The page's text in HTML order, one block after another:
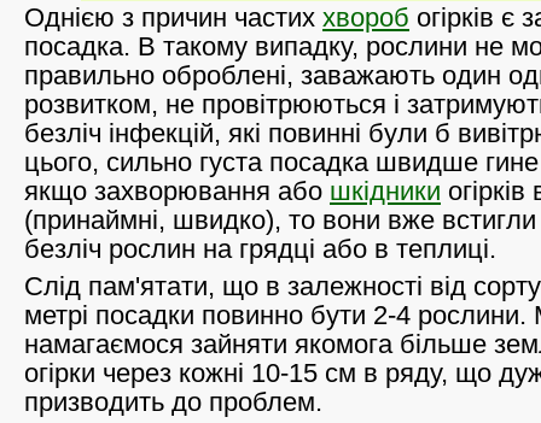
Однією з причин частих хвороб огірків є
посадка. В такому випадку, рослини не
правильно оброблені, заважають один
розвитком, не провітрюються і
безліч інфекцій, які повинні були б
цього, сильно густа посадка швидше
якщо захворювання або шкідники
(принаймні, швидко), то вони вже
безліч рослин на грядці або в теплиці.
Слід пам'ятати, що в залежності від
метрі посадки повинно бути 2-4
намагаємося зайняти якомога більше
огірки через кожні 10-15 см в ряду, що
призводить до проблем.